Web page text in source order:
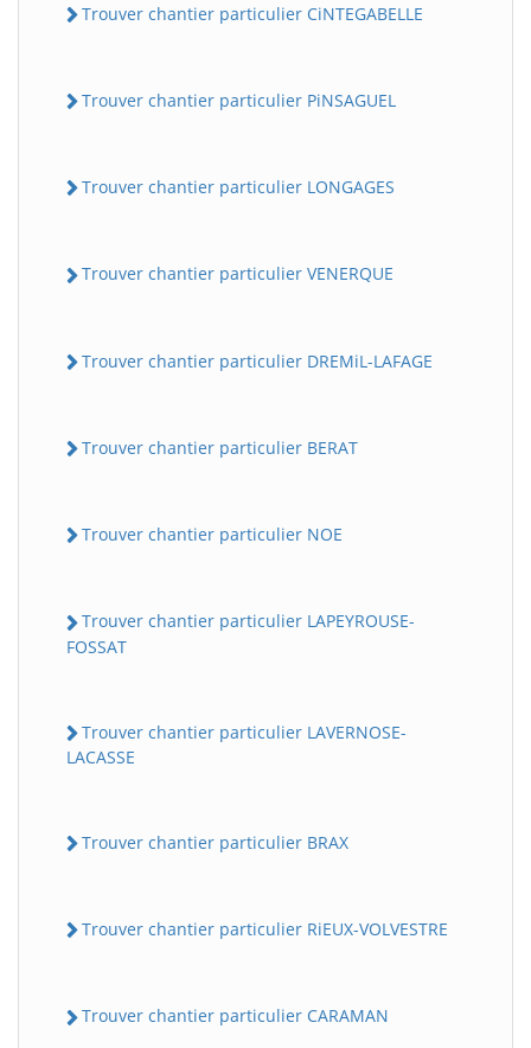
Trouver chantier particulier CiNTEGABELLE
Trouver chantier particulier PiNSAGUEL
Trouver chantier particulier LONGAGES
Trouver chantier particulier VENERQUE
Trouver chantier particulier DREMiL-LAFAGE
Trouver chantier particulier BERAT
Trouver chantier particulier NOE
Trouver chantier particulier LAPEYROUSE-
FOSSAT
Trouver chantier particulier LAVERNOSE-
LACASSE
Trouver chantier particulier BRAX
Trouver chantier particulier RiEUX-VOLVESTRE
Trouver chantier particulier CARAMAN